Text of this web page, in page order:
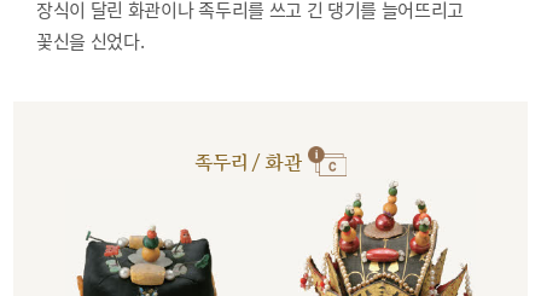
장식이 달린 화관이나 족두리를 쓰고 긴 댕기를 늘어뜨리고
꽃신을 신었다.
족두리 / 화관